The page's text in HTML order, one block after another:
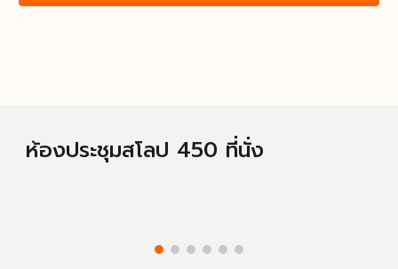
ห้องประชุมสโลป 450 ที่นั่ง